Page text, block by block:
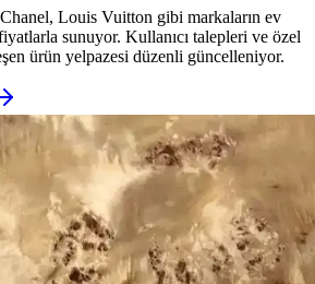
Louis Vuitton gibi markaların ev
sunuyor. Kullanıcı talepleri ve özel
ürün yelpazesi düzenli güncelleniyor.